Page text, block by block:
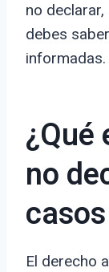
no
debes
informadas.
¿Qué
no
El derecho